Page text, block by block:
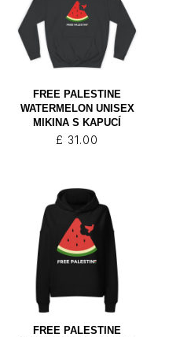
FREE PALESTINE
WATERMELON UNISEX
MIKINA S KAPUCÍ
£ 31.00
FREE PALESTINE